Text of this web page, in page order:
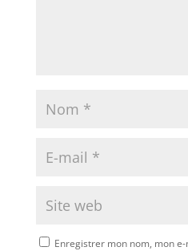
Enregistrer mon nom, mon